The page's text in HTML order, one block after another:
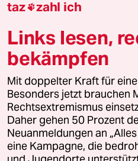
Downloads für Abonnierende
© 2026 taz Verlags und
Alle Rechte vorbehalten. Bei
wenden Sie sich bitte an
Feedback Redaktionsstatut
Leitlinie Informant
taz zahl ich
Links lesen,
bekämpfen
Mit doppelter Kraft für
Besonders jetzt brauchen
Rechtsextremismus
Daher gehen 50 Prozent
Neuanmeldungen an
eine Kampagne, die